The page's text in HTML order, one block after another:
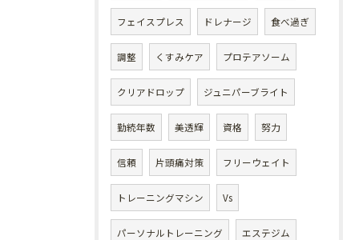
フェイスプレス ドレナージ 食べ過ぎ
調整 くすみケア プロテアソーム
クリアドロップ ジュニパーブライト
勤続年数 美透輝 資格 努力
信頼 片頭痛対策 フリーウェイト
トレーニングマシン Vs
パーソナルトレーニング エステジム